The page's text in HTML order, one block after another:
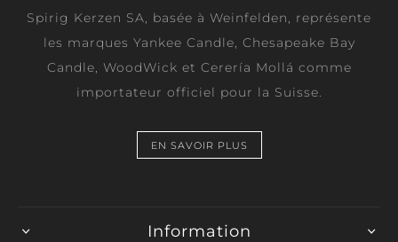
Spirig Kerzen SA, basée à Weinfelden, représente
les marques Yankee Candle, Chesapeake Bay
Candle, WoodWick et Cerería Mollá comme
importateur officiel pour la Suisse.
EN SAVOIR PLUS
Information